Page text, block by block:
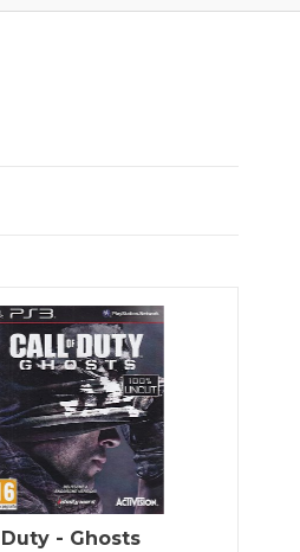
- Ghosts